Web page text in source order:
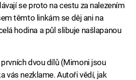
se proto na cestu za nalezením
těmto linkám se děj ani na
hodina a půl slibuje našlapanou
dvou dílů (Mimoni jsou
vás nezklame. Autoři vědí, jak